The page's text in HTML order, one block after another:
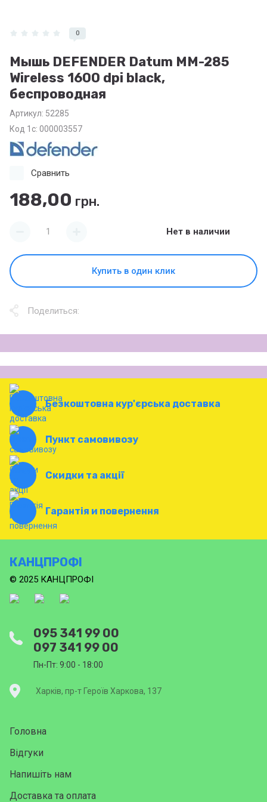
0
Мышь DEFENDER Datum MM-285
Wireless 1600 dpi black,
беспроводная
Артикул: 52285
Код 1с: 000003557
188,00 грн.
Сравнить
Нет в наличии
Купить в один клик
Поделиться:
Безкоштовна кур'єрська доставка
Пункт самовивозу
Скидки та акції
Гарантія и повернення
КАНЦПРОФІ
© 2025 КАНЦПРОФІ
095 341 99 00
097 341 99 00
Пн-Пт: 9:00 - 18:00
Харків, пр-т Героїв Харкова, 137
Головна
Відгуки
Напишіть нам
Доставка та оплата